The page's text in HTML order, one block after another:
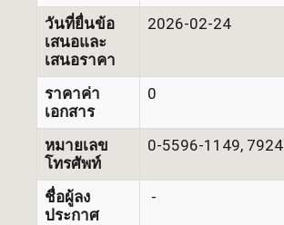
วันที่ยื่นข้อ
เสนอและ
เสนอราคา
2026-02-24
ราคาค่า
เอกสาร
0
หมายเลข
โทรศัพท์
0-5596-1149, 7924
ชื่อผู้ลง
ประกาศ
-